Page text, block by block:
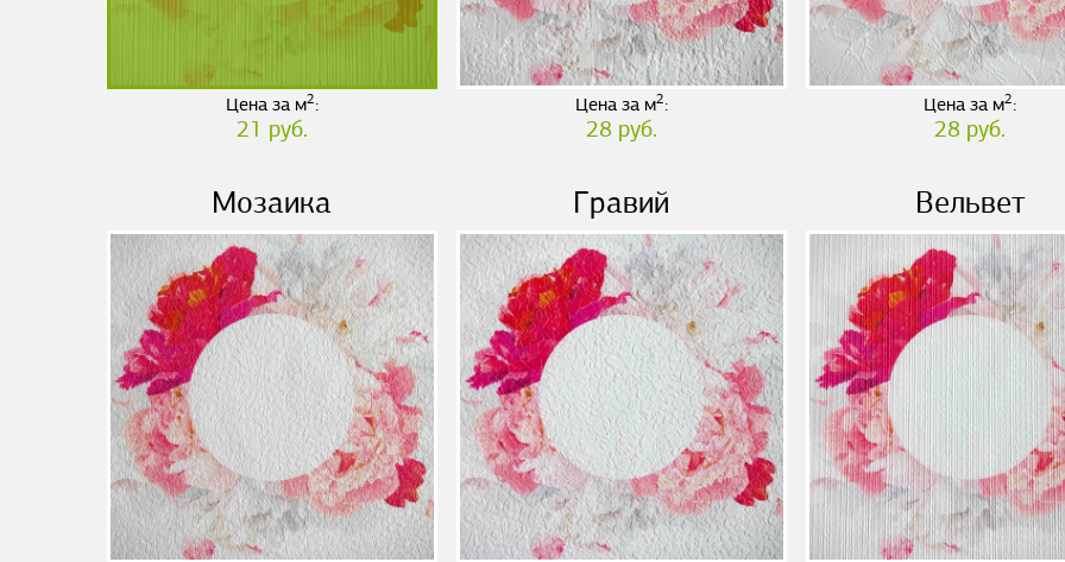
Цена за м2:
21 руб.
Цена за м2:
28 руб.
Цена за м2:
28 руб.
Мозаика Гравий Вельвет